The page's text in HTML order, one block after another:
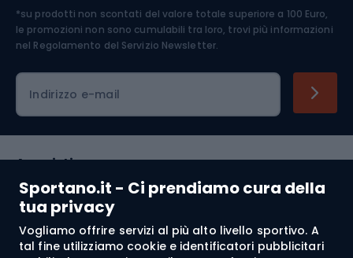
Sportano.it - Ci prendiamo cura della
tua privacy
Vogliamo offrire servizi al più alto livello sportivo. A
tal fine utilizziamo cookie e identificatori pubblicitari
Abbigliamento ciclistico
*su prodotti non scontati del valore totale superiore a 100 Euro,
le promozioni non sono cumulabili tra loro, trovi più informazioni
nel Regolamento del Servizio Newsletter.
Indirizzo e-mail
Acquisti
Servizio clienti
Regolamento